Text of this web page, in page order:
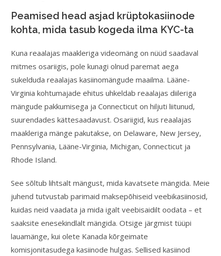
Peamised head asjad krüptokasiinode
kohta, mida tasub kogeda ilma KYC-ta
Kuna reaalajas maakleriga videomäng on nüüd saadaval
mitmes osariigis, pole kunagi olnud paremat aega
sukelduda reaalajas kasiinomängude maailma. Lääne-
Virginia kohtumajade ehitus uhkeldab reaalajas diileriga
mängude pakkumisega ja Connecticut on hiljuti liitunud,
suurendades kättesaadavust. Osariigid, kus reaalajas
maakleriga mänge pakutakse, on Delaware, New Jersey,
Pennsylvania, Lääne-Virginia, Michigan, Connecticut ja
Rhode Island.
See sõltub lihtsalt mängust, mida kavatsete mängida. Meie
juhend tutvustab parimaid maksepõhiseid veebikasiinosid,
kuidas neid vaadata ja mida igalt veebisaidilt oodata – et
saaksite enesekindlalt mängida. Otsige järgmist tüüpi
lauamänge, kui olete Kanada kõrgeimate
komisjonitasudega kasiinode hulgas. Sellised kasiinod